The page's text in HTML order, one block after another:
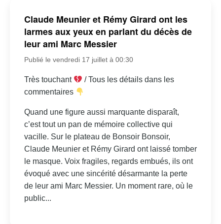
Claude Meunier et Rémy Girard ont les
larmes aux yeux en parlant du décès de
leur ami Marc Messier
Publié le vendredi 17 juillet à 00:30
Très touchant
/ Tous les détails dans les
commentaires
Quand une figure aussi marquante disparaît,
c’est tout un pan de mémoire collective qui
vacille. Sur le plateau de Bonsoir Bonsoir,
Claude Meunier et Rémy Girard ont laissé tomber
le masque. Voix fragiles, regards embués, ils ont
évoqué avec une sincérité désarmante la perte
de leur ami Marc Messier. Un moment rare, où le
public...